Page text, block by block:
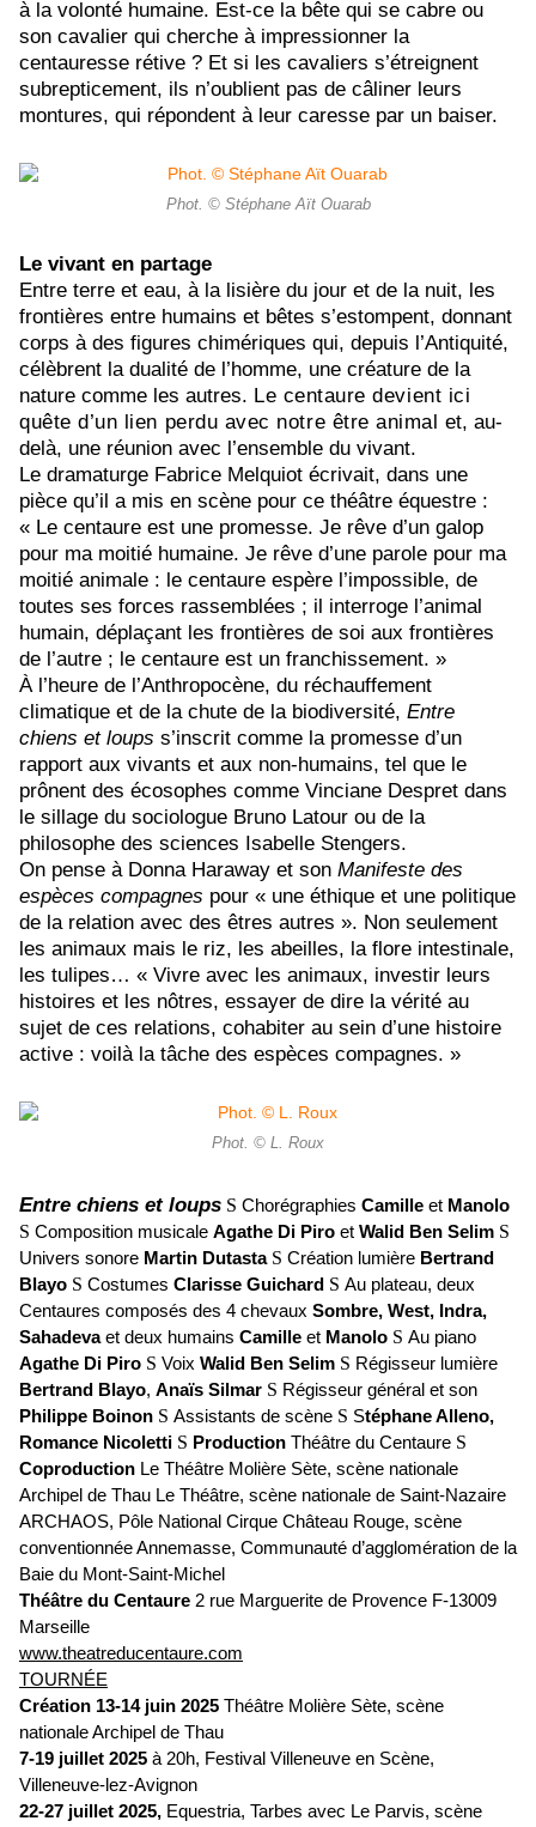
à la volonté humaine. Est-ce la bête qui se cabre ou
son cavalier qui cherche à impressionner la
centauresse rétive ? Et si les cavaliers s’étreignent
subrepticement, ils n’oublient pas de câliner leurs
montures, qui répondent à leur caresse par un baiser.
Phot. © Stéphane Aït Ouarab
Le vivant en partage
Entre terre et eau, à la lisière du jour et de la nuit, les
frontières entre humains et bêtes s’estompent, donnant
corps à des figures chimériques qui, depuis l’Antiquité,
célèbrent la dualité de l’homme, une créature de la
nature comme les autres. Le centaure devient ici
quête d’un lien perdu avec notre être animal et, au-
delà, une réunion avec l’ensemble du vivant.
Le dramaturge Fabrice Melquiot écrivait, dans une
pièce qu’il a mis en scène pour ce théâtre équestre :
« Le centaure est une promesse. Je rêve d’un galop
pour ma moitié humaine. Je rêve d’une parole pour ma
moitié animale : le centaure espère l’impossible, de
toutes ses forces rassemblées ; il interroge l’animal
humain, déplaçant les frontières de soi aux frontières
de l’autre ; le centaure est un franchissement. »
À l’heure de l’Anthropocène, du réchauffement
climatique et de la chute de la biodiversité, Entre
chiens et loups s’inscrit comme la promesse d’un
rapport aux vivants et aux non-humains, tel que le
prônent des écosophes comme Vinciane Despret dans
le sillage du sociologue Bruno Latour ou de la
philosophe des sciences Isabelle Stengers.
On pense à Donna Haraway et son Manifeste des
espèces compagnes pour « une éthique et une politique
de la relation avec des êtres autres ». Non seulement
les animaux mais le riz, les abeilles, la flore intestinale,
les tulipes… « Vivre avec les animaux, investir leurs
histoires et les nôtres, essayer de dire la vérité au
sujet de ces relations, cohabiter au sein d’une histoire
active : voilà la tâche des espèces compagnes. »
Phot. © L. Roux
Entre chiens et loups S Chorégraphies Camille et Manolo
S Composition musicale Agathe Di Piro et Walid Ben Selim S
Univers sonore Martin Dutasta S Création lumière Bertrand
Blayo S Costumes Clarisse Guichard S Au plateau, deux
Centaures composés des 4 chevaux Sombre, West, Indra,
Sahadevaet deux humains Camille et Manolo S Au piano
Agathe Di Piro S Voix Walid Ben Selim S Régisseur lumière
Bertrand Blayo, Anaïs Silmar S Régisseur général et son
Philippe Boinon S Assistants de scène S Stéphane Alleno,
Romance Nicoletti S Production Théâtre du Centaure S
Coproduction Le Théâtre Molière Sète, scène nationale
Archipel de Thau Le Théâtre, scène nationale de Saint-Nazaire
ARCHAOS, Pôle National Cirque Château Rouge, scène
conventionnée Annemasse, Communauté d’agglomération de la
Baie du Mont-Saint-Michel
Théâtre du Centaure 2 rue Marguerite de Provence F-13009
Marseille
www.theatreducentaure.com
TOURNÉE
Création 13-14 juin 2025 Théâtre Molière Sète, scène
nationale Archipel de Thau
7-19 juillet 2025 à 20h, Festival Villeneuve en Scène,
Villeneuve-lez-Avignon
22-27 juillet 2025, Equestria, Tarbes avec Le Parvis, scène